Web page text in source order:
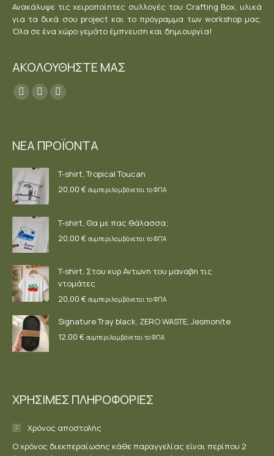
Ανακάλυψε τις χειροποίητες συλλογές του Crafting Box, υλικά
για τα δικά σου project και το πρόγραμμα των workshop μας.
Όλα σε ένα χώρο γεμάτο έμπνευση και δημιουργία!
ΑΚΟΛΟΥΘΗΣΤΕ ΜΑΣ
Find us on:
Facebook
in
window
YouTube
in
window
Instagram
in
window
ΝΕΑ ΠΡΟΪΟΝΤΑ
T-shirt, Tropical Toucan
20,00 € συμπεριλαμβάνεται το ΦΠΑ
T-shirt, Θα με πας θάλασσα;
20,00 € συμπεριλαμβάνεται το ΦΠΑ
T-shirt, Στου κυρ Αντωνη του μαναβη τις
ντομάτες
20,00 € συμπεριλαμβάνεται το ΦΠΑ
Signature Tray black, ZERO WASTE, Jesmonite
12,00 € συμπεριλαμβάνεται το ΦΠΑ
ΧΡΗΣΙΜΕΣ ΠΛΗΡΟΦΟΡΙΕΣ
Χρόνος αποστολής
Ο χρόνος διεκπεραίωσης κάθε παραγγελίας είναι περίπου 2